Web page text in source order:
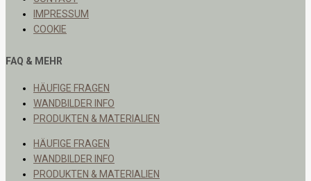
IMPRESSUM
COOKIE
FAQ & MEHR
HÄUFIGE FRAGEN
WANDBILDER INFO
PRODUKTEN & MATERIALIEN
HÄUFIGE FRAGEN
WANDBILDER INFO
PRODUKTEN & MATERIALIEN